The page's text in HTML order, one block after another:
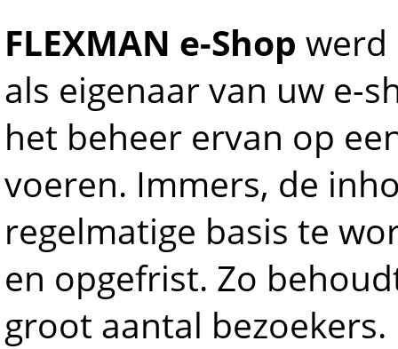
FLEXMAN e-Shop werd
als eigenaar van uw e-
het beheer ervan op
voeren. Immers, de
regelmatige basis te
en opgefrist. Zo
groot aantal bezoekers.